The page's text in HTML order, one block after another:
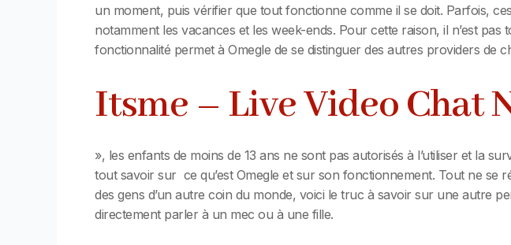
un moment, puis vérifier que tout fonctionne comme il se doit. Parfois,
notamment les vacances et les week-ends. Pour cette raison, il n’est
fonctionnalité permet à Omegle de se distinguer des autres providers de
Itsme – Live Video Chat
», les enfants de moins de 13 ans ne sont pas autorisés à l’utiliser et la
tout savoir sur ce qu’est Omegle et sur son fonctionnement. Tout ne se
des gens d’un autre coin du monde, voici le truc à savoir sur une autre
directement parler à un mec ou à une fille.